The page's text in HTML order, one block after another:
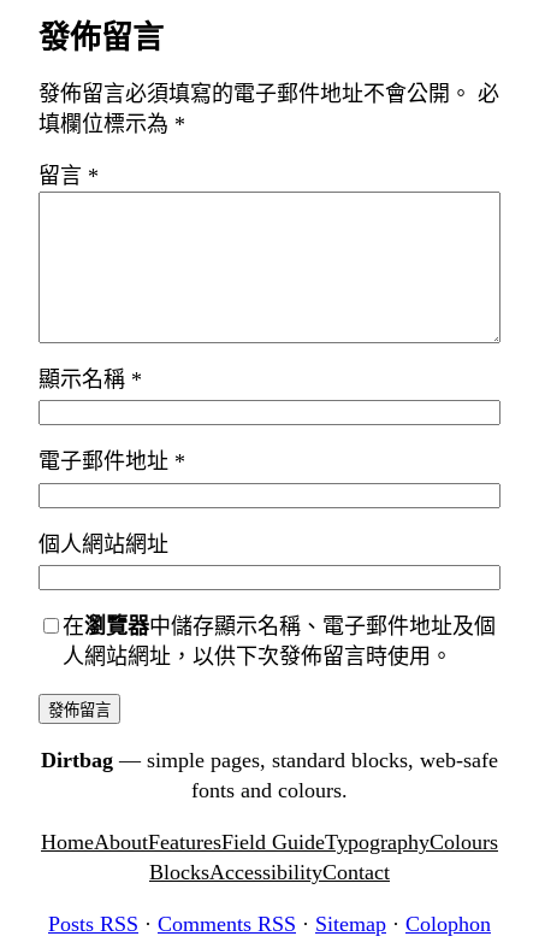
發佈留言
發佈留言必須填寫的電子郵件地址不會公開。 必
填欄位標示為 *
留言 *
顯示名稱 *
電子郵件地址 *
個人網站網址
在瀏覽器中儲存顯示名稱、電子郵件地址及個
人網站網址，以供下次發佈留言時使用。
Dirtbag — simple pages, standard blocks, web-safe
fonts and colours.
HomeAboutFeaturesField GuideTypographyColours
BlocksAccessibilityContact
Posts RSS · Comments RSS · Sitemap · Colophon